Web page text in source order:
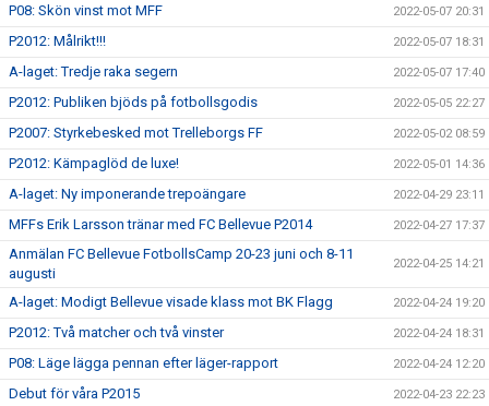
P08: Skön vinst mot MFF 2022-05-07 20:31
P2012: Målrikt!!! 2022-05-07 18:31
A-laget: Tredje raka segern 2022-05-07 17:40
P2012: Publiken bjöds på fotbollsgodis 2022-05-05 22:27
P2007: Styrkebesked mot Trelleborgs FF 2022-05-02 08:59
P2012: Kämpaglöd de luxe! 2022-05-01 14:36
A-laget: Ny imponerande trepoängare 2022-04-29 23:11
MFFs Erik Larsson tränar med FC Bellevue P2014 2022-04-27 17:37
Anmälan FC Bellevue FotbollsCamp 20-23 juni och 8-11
augusti
2022-04-25 14:21
A-laget: Modigt Bellevue visade klass mot BK Flagg 2022-04-24 19:20
P2012: Två matcher och två vinster 2022-04-24 18:31
P08: Läge lägga pennan efter läger-rapport 2022-04-24 12:20
Debut för våra P2015 2022-04-23 22:23